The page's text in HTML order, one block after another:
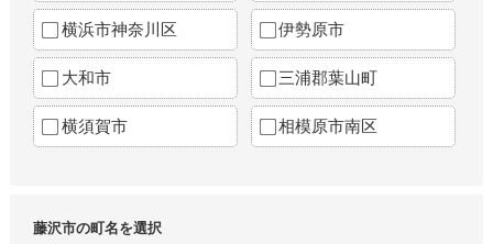
横浜市神奈川区 伊勢原市
大和市 三浦郡葉山町
横須賀市 相模原市南区
藤沢市の町名を選択